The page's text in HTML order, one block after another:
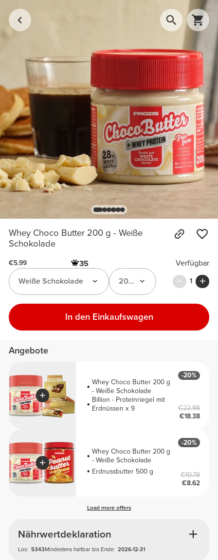
Whey Choco Butter 200 g - Weiße
Schokolade
€5.99 35
Verfügbar
200 g
Weiße Schokolade 1
In den Einkaufswagen
Angebote
Whey Choco Butter 200 g
- Weiße Schokolade
Billion - Proteinriegel mit
Erdnüssen x 9
-20%
€22.98
€18.38
Whey Choco Butter 200 g
- Weiße Schokolade
Erdnussbutter 500 g
-20%
€10.78
€8.62
Load more offers
Nährwertdeklaration
Los: 5343Mindestens haltbar bis Ende: 2026-12-31